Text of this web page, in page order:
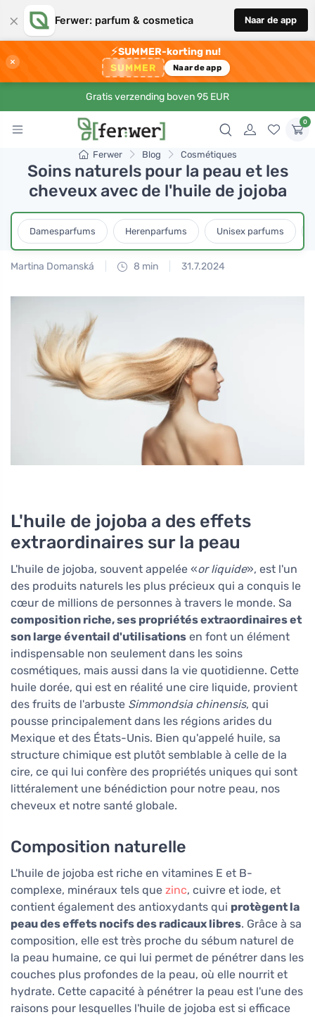
× Ferwer: parfum & cosmetica Naar de app
×
⚡SUMMER-korting nu!
SUMMER Naar de app
Gratis verzending boven 95 EUR
0
Ferwer Blog Cosmétiques
Soins naturels pour la peau et les
cheveux avec de l'huile de jojoba
Damesparfums Herenparfums Unisex parfums
Martina Domanská 8 min 31.7.2024
L'huile de jojoba a des effets
extraordinaires sur la peau
L'huile de jojoba, souvent appelée «or liquide», est l'un
des produits naturels les plus précieux qui a conquis le
cœur de millions de personnes à travers le monde. Sa
composition riche, ses propriétés extraordinaires et
son large éventail d'utilisations en font un élément
indispensable non seulement dans les soins
cosmétiques, mais aussi dans la vie quotidienne. Cette
huile dorée, qui est en réalité une cire liquide, provient
des fruits de l'arbuste Simmondsia chinensis, qui
pousse principalement dans les régions arides du
Mexique et des États-Unis. Bien qu'appelé huile, sa
structure chimique est plutôt semblable à celle de la
cire, ce qui lui confère des propriétés uniques qui sont
littéralement une bénédiction pour notre peau, nos
cheveux et notre santé globale.
Composition naturelle
L'huile de jojoba est riche en vitamines E et B-
complexe, minéraux tels que zinc, cuivre et iode, et
contient également des antioxydants qui protègent la
peau des effets nocifs des radicaux libres. Grâce à sa
composition, elle est très proche du sébum naturel de
la peau humaine, ce qui lui permet de pénétrer dans les
couches plus profondes de la peau, où elle nourrit et
hydrate. Cette capacité à pénétrer la peau est l'une des
raisons pour lesquelles l'huile de jojoba est si efficace